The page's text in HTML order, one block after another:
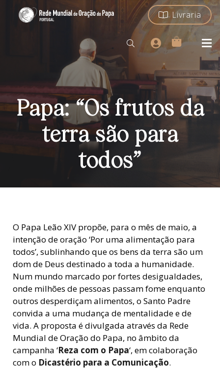
Livraria
Papa: “Os frutos da
terra são para
todos”
O Papa Leão XIV propõe, para o mês de maio, a
intenção de oração ‘Por uma alimentação para
todos’, sublinhando que os bens da terra são um
dom de Deus destinado a toda a humanidade.
Num mundo marcado por fortes desigualdades,
onde milhões de pessoas passam fome enquanto
outros desperdiçam alimentos, o Santo Padre
convida a uma mudança de mentalidade e de
vida. A proposta é divulgada através da Rede
Mundial de Oração do Papa, no âmbito da
campanha ‘Reza com o Papa‘, em colaboração
com o Dicastério para a Comunicação.